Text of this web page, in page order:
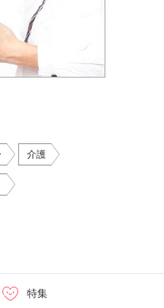
介護
特集